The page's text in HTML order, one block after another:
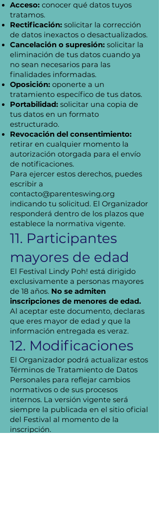
Acceso: conocer qué datos tuyos
tratamos.
Rectificación: solicitar la corrección
de datos inexactos o desactualizados.
Cancelación o supresión: solicitar la
eliminación de tus datos cuando ya
no sean necesarios para las
finalidades informadas.
Oposición: oponerte a un
tratamiento específico de tus datos.
Portabilidad: solicitar una copia de
tus datos en un formato
estructurado.
Revocación del consentimiento:
retirar en cualquier momento la
autorización otorgada para el envío
de notificaciones.
Para ejercer estos derechos, puedes
escribir a
contacto@parenteswing.org
indicando tu solicitud. El Organizador
responderá dentro de los plazos que
establece la normativa vigente.
11. Participantes
mayores de edad
El Festival Lindy Poh! está dirigido
exclusivamente a personas mayores
de 18 años. No se admiten
inscripciones de menores de edad.
Al aceptar este documento, declaras
que eres mayor de edad y que la
información entregada es veraz.
12. Modificaciones
El Organizador podrá actualizar estos
Términos de Tratamiento de Datos
Personales para reflejar cambios
normativos o de sus procesos
internos. La versión vigente será
siempre la publicada en el sitio oficial
del Festival al momento de la
inscripción.